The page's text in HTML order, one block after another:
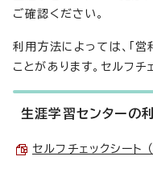
ご確認ください。
利用方法によっては、「
ことがあります。セルフチ
生涯学習センターの
セルフチェックシー